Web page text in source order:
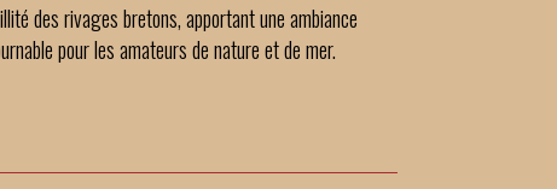
des rivages bretons, apportant une ambiance
pour les amateurs de nature et de mer.